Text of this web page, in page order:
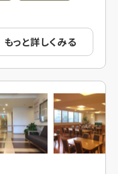
もっと詳しくみる